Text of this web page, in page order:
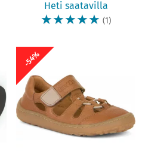
Heti saatavilla
☆☆☆☆☆ (1)
-54%